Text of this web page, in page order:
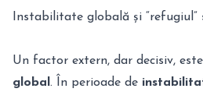
Instabilitate globală și “refugiul”
Un factor extern, dar decisiv, este
global. În perioade de